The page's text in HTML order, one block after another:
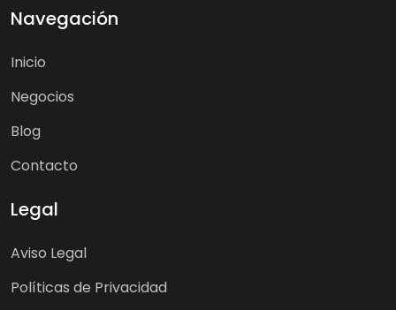
Navegación
Inicio
Negocios
Blog
Contacto
Legal
Aviso Legal
Políticas de Privacidad